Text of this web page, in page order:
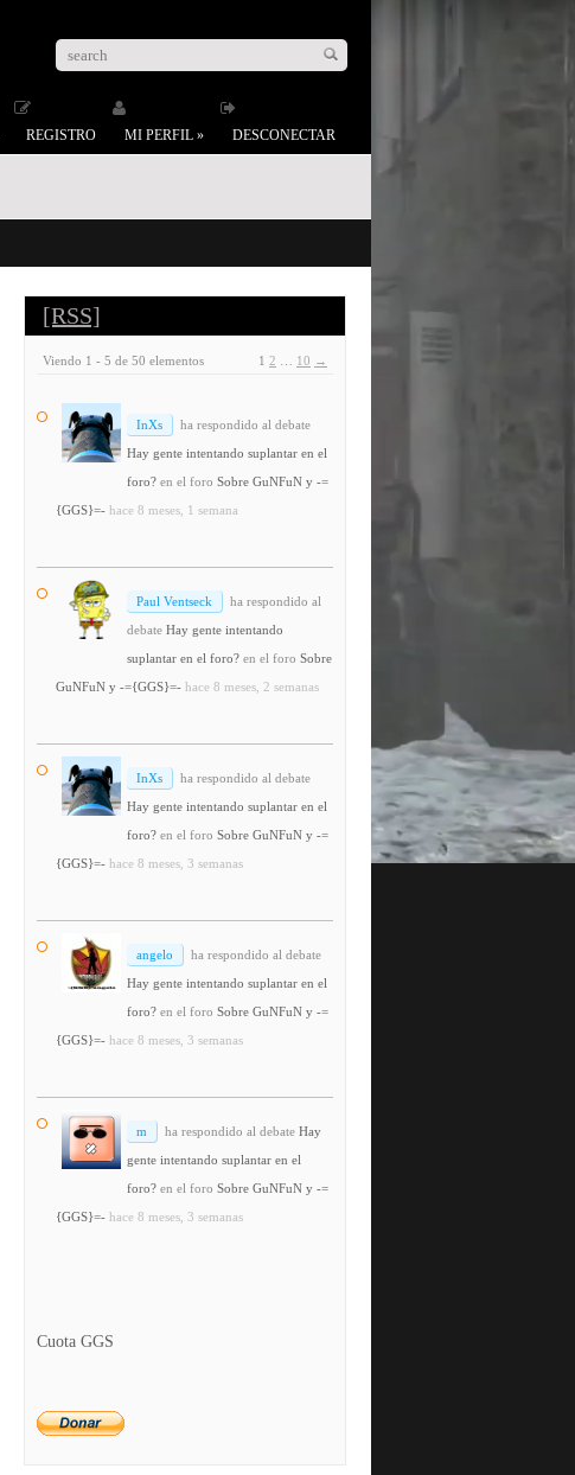
REGISTRO MI PERFIL » DESCONECTAR
[RSS]
Viendo 1 - 5 de 50 elementos 1 2 10 →
InXs
ha respondido al debate
Hay gente intentando suplantar en el
foro? en el foro Sobre GuNFuN y -=
{GGS}=- hace 8 meses, 1 semana
Paul Ventseck
ha respondido al
debate Hay gente intentando
suplantar en el foro? en el foro Sobre
GuNFuN y -={GGS}=- hace 8 meses, 2 semanas
InXs
ha respondido al debate
Hay gente intentando suplantar en el
foro? en el foro Sobre GuNFuN y -=
{GGS}=- hace 8 meses, 3 semanas
angelo
ha respondido al debate
Hay gente intentando suplantar en el
foro? en el foro Sobre GuNFuN y -=
{GGS}=- hace 8 meses, 3 semanas
m ha respondido al debate Hay
gente intentando suplantar en el
foro? en el foro Sobre GuNFuN y -=
{GGS}=- hace 8 meses, 3 semanas
Cuota GGS